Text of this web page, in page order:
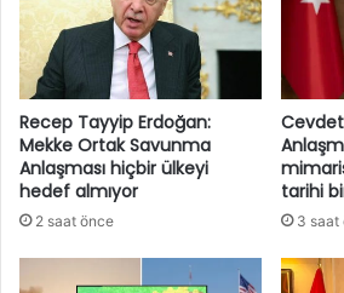
Recep Tayyip Erdoğan:
Mekke Ortak Savunma
Anlaşması hiçbir ülkeyi
hedef almıyor
2 saat önce
Cevdet
tarihi
3 saat